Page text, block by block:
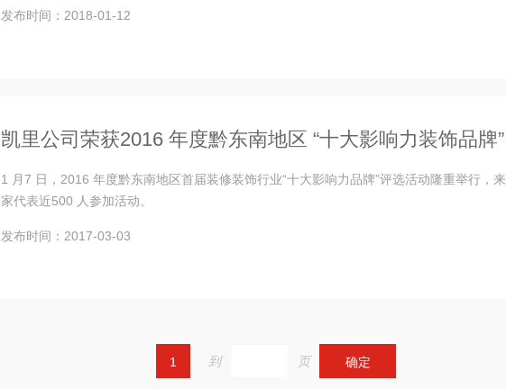
发布时间：2018-01-12
凯里公司荣获2016 年度黔东南地区 “十大影响力装饰品牌”
1 月7 日，2016 年度黔东南地区首届装修装饰行业“十大影响力品牌”评选活动隆重举行，
家代表近500 人参加活动。
发布时间：2017-03-03
1 到 页 确定